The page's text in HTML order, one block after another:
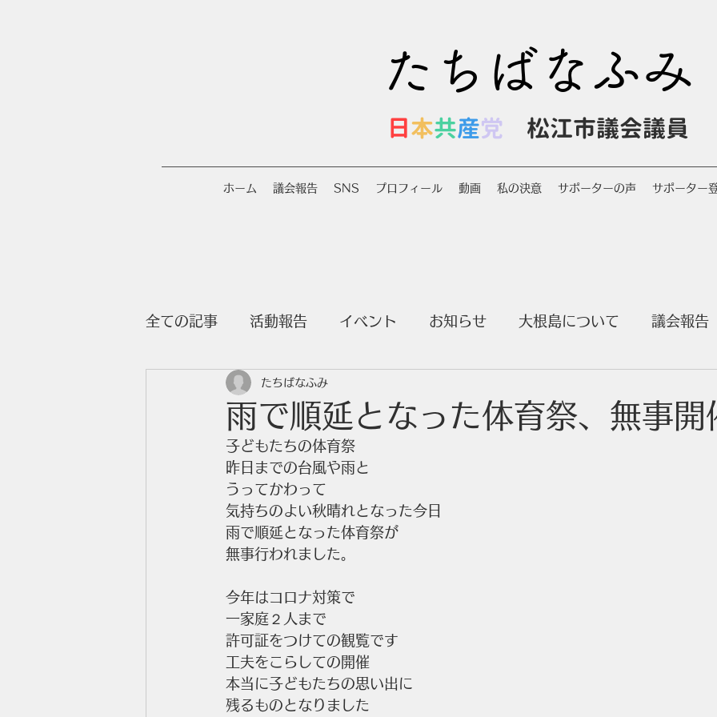
たちばなふみ
日本共産党 松江市議会議員
ホーム 議会報告 SNS プロフィール 動画 私の決意 サポーターの声 サポーター
全ての記事 活動報告 イベント お知らせ 大根島について 議会報告
雨で順延となった体育祭、無事開
たちばなふみ
子どもたちの体育祭
昨日までの台風や雨と
うってかわって
気持ちのよい秋晴れとなった今日
雨で順延となった体育祭が
無事行われました。
今年はコロナ対策で
一家庭２人まで
許可証をつけての観覧です
工夫をこらしての開催
本当に子どもたちの思い出に
残るものとなりました